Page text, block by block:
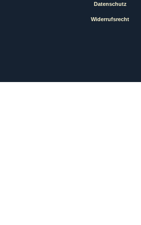
Datenschutz
Widerrufsrecht